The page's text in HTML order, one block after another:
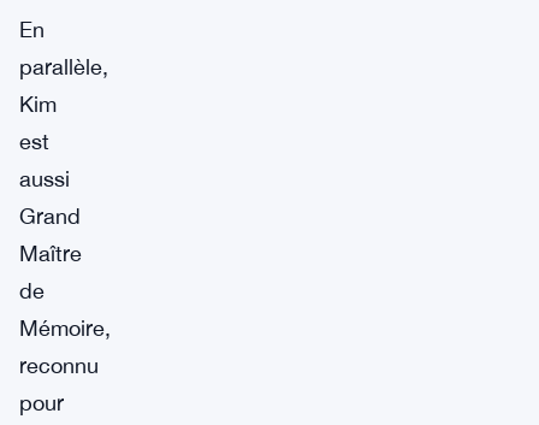
En
parallèle,
Kim
est
aussi
Grand
Maître
de
Mémoire,
reconnu
pour